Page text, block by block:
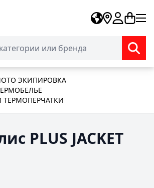
ЭКИПИРОВКА
ТЕРМОПЕРЧАТКИ
PLUS JACKET